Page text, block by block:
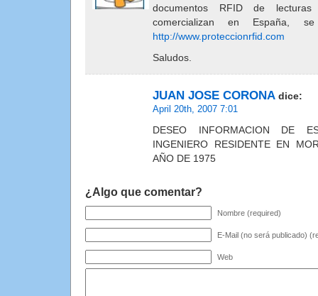
documentos RFID de
comercializan en España,
http://www.proteccionrfid.com
Saludos.
JUAN JOSE CORONA dice:
April 20th, 2007 7:01
DESEO INFORMACION DE
INGENIERO RESIDENTE EN
AÑO DE 1975
¿Algo que comentar?
Nombre (required)
E-Mail (no será publicado)
Web